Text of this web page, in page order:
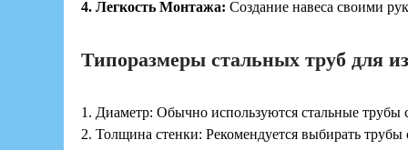
4. Легкость Монтажа:Создание навеса своими
Типоразмеры стальных труб для
1. Диаметр: Обычно используются стальные
2. Толщина стенки: Рекомендуется выбирать